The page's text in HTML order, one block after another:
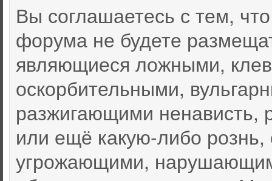
Вы соглашаетесь с тем,
форума не будете
являющиеся ложными,
оскорбительными,
разжигающими ненависть,
или ещё какую-либо
угрожающими,